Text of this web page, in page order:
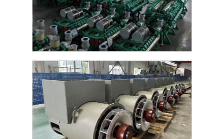
मोबाइल लाइटिंग वाहन